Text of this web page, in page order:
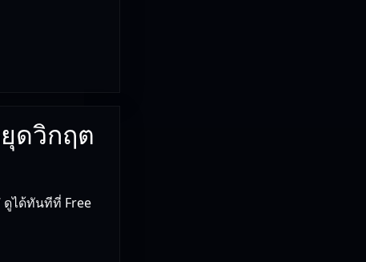
ดวิกฤต
ดูได้ทันทีที่ Free